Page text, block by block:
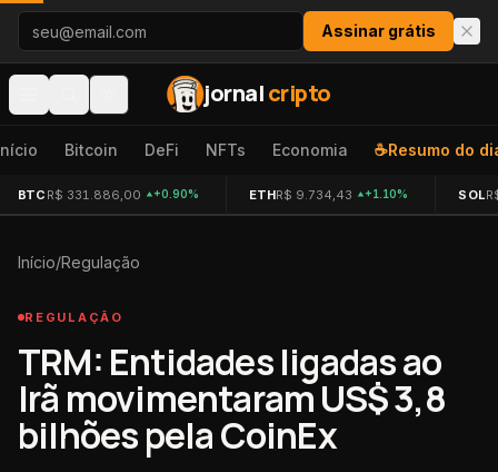
Pular para o conteúdo
Assinar grátis
jornalcripto
Bitcoin DeFi NFTs Economia ☕Resumo do
BTC R$ 331.886,00 +0.90% ETHR$ 9.734,43 +1.10% SOL
Início/Regulação
REGULAÇÃO
TRM: Entidades ligadas ao
Irã movimentaram US$ 3,8
bilhões pela CoinEx